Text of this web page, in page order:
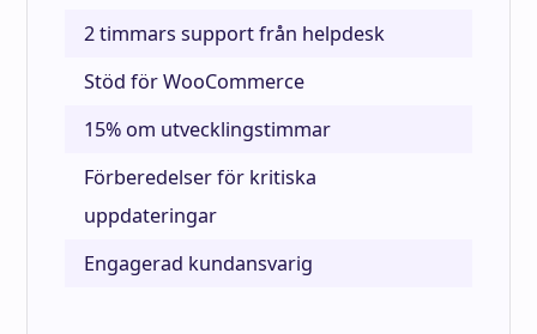
2 timmars support från helpdesk
Stöd för WooCommerce
15% om utvecklingstimmar
Förberedelser för kritiska
uppdateringar
Engagerad kundansvarig